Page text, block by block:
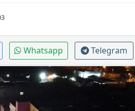
Whatsapp Telegram